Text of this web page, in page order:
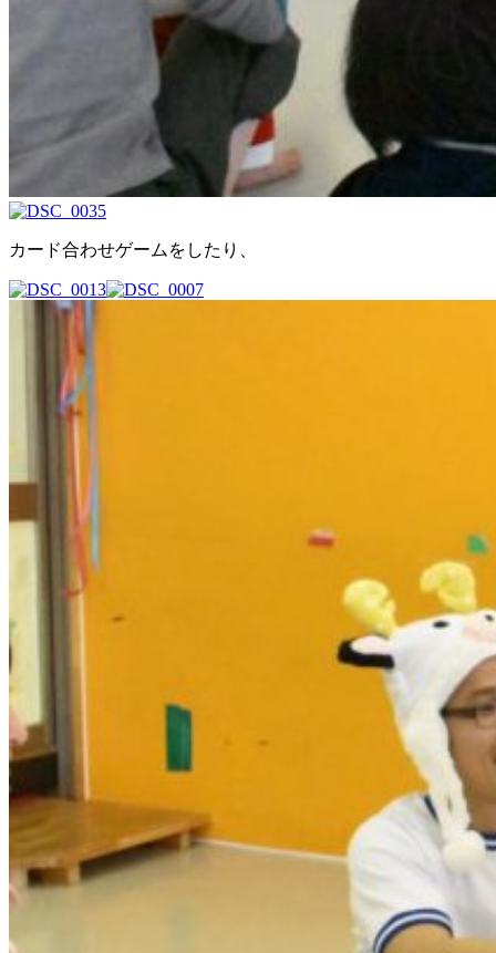
カード合わせゲームをしたり、